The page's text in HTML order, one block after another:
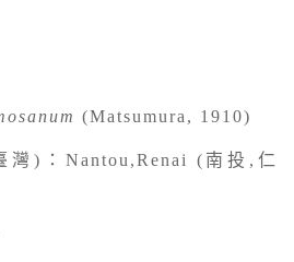
(Matsumura, 1910)
灣)：Nantou,Renai (南投,仁